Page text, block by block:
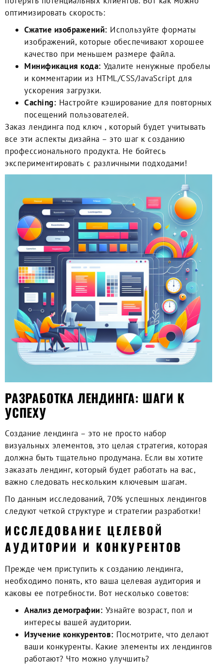
оптимизировать скорость:
Сжатие изображений: Используйте форматы
изображений, которые обеспечивают хорошее
качество при меньшем размере файла.
Минификация кода: Удалите ненужные пробелы
и комментарии из HTML/CSS/JavaScript для
ускорения загрузки.
Caching: Настройте кэширование для повторных
посещений пользователей.
Заказ лендинга под ключ , который будет учитывать
все эти аспекты дизайна – это шаг к созданию
профессионального продукта. Не бойтесь
экспериментировать с различными подходами!
РАЗРАБОТКА ЛЕНДИНГА: ШАГИ К
УСПЕХУ
Создание лендинга – это не просто набор
визуальных элементов, это целая стратегия, которая
должна быть тщательно продумана. Если вы хотите
заказать лендинг, который будет работать на вас,
важно следовать нескольким ключевым шагам.
По данным исследований, 70% успешных лендингов
следуют четкой структуре и стратегии разработки!
ИССЛЕДОВАНИЕ ЦЕЛЕВОЙ
АУДИТОРИИ И КОНКУРЕНТОВ
Прежде чем приступить к созданию лендинга,
необходимо понять, кто ваша целевая аудитория и
каковы ее потребности. Вот несколько советов:
Анализ демографии: Узнайте возраст, пол и
интересы вашей аудитории.
Изучение конкурентов: Посмотрите, что делают
ваши конкуренты. Какие элементы их лендингов
работают? Что можно улучшить?